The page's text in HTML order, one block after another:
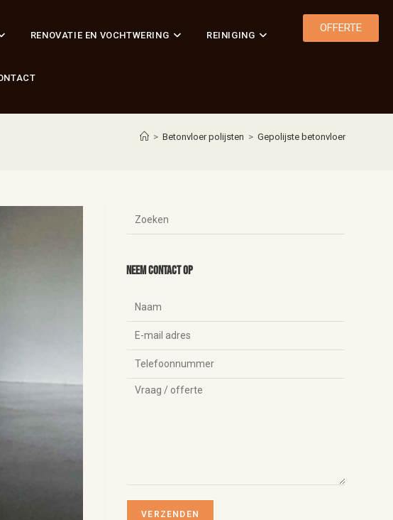
RENOVATIE EN VOCHTWERING REINIGING
OFFERTE
> Betonvloer polijsten > Gepolijste betonvloer
Neem contact op